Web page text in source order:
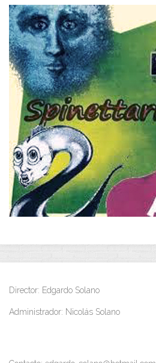
Director: Edgardo Solano
Administrador: Nicolás Solano